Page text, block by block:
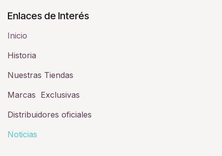
Enlaces de Interés
Inicio
Historia​
Nuestras Tiendas
Marcas Exclusivas
Distribuidores oficiales
Noticias